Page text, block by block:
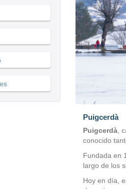
Puigcerdà
Puigcerdà ,
conocido
Fundada en
largo de los
Hoy en día,